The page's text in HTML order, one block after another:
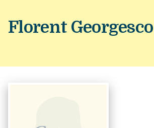
Florent Georgesco